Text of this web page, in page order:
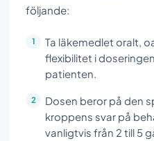
följande:
Ta läkemedlet oralt,
flexibilitet i
patienten.
Dosen beror på den
kroppens svar på
vanligtvis från 2 till 5